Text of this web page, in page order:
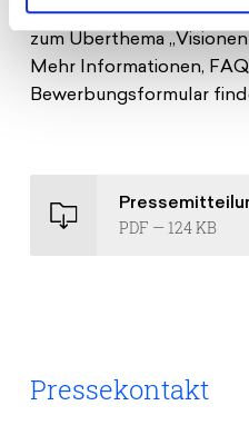
Bahn und Interrail
zum Überthema
Mehr Informationen,
Bewerbungsformular
PDF — 124 KB
Pressekontakt